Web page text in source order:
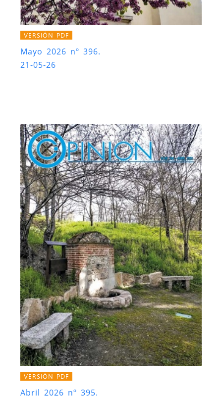
VERSIÓN PDF
Mayo 2026 nº 396.
21-05-26
VERSIÓN PDF
Abril 2026 nº 395.